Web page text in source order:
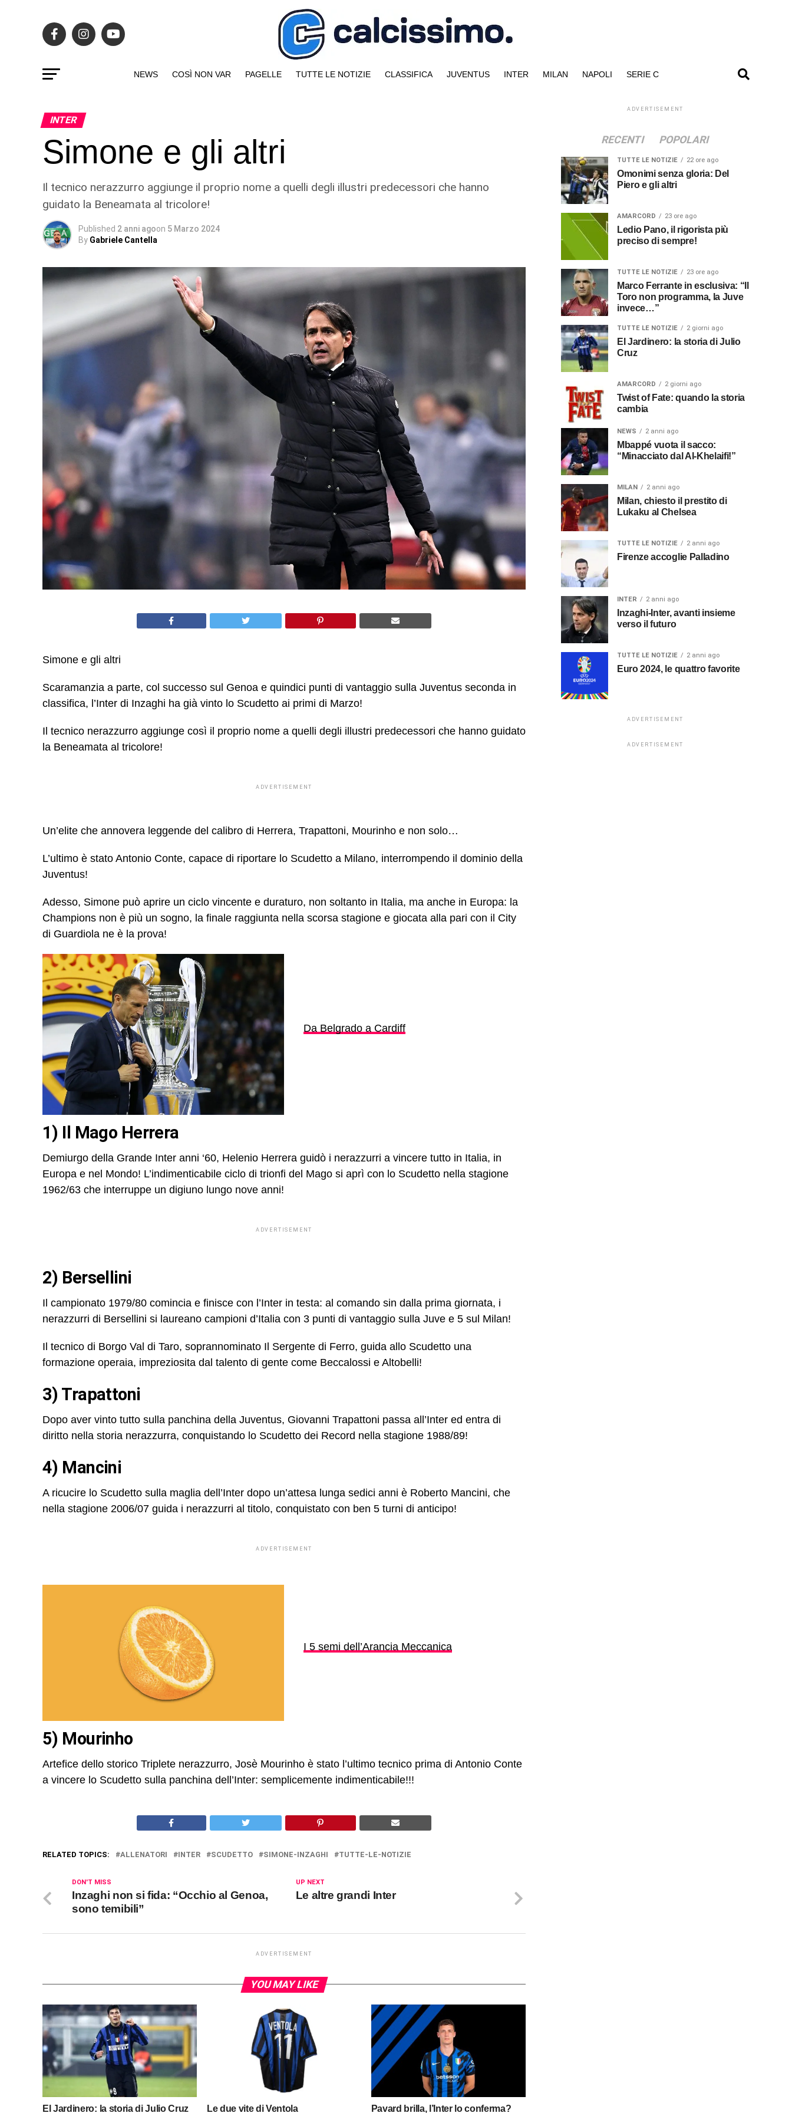
NEWS COSÌ NON VAR PAGELLE TUTTE LE NOTIZIE CLASSIFICA JUVENTUS INTER MILAN NAPOLI SERIE C
INTER
Simone e gli altri
Il tecnico nerazzurro aggiunge il proprio nome a quelli degli illustri predecessori che hanno
guidato la Beneamata al tricolore!
Published 2 anni agoon 5 Marzo 2024
By Gabriele Cantella
Simone e gli altri
Scaramanzia a parte, col successo sul Genoa e quindici punti di vantaggio sulla Juventus seconda in
classifica, l’Inter di Inzaghi ha già vinto lo Scudetto ai primi di Marzo!
Il tecnico nerazzurro aggiunge così il proprio nome a quelli degli illustri predecessori che hanno guidato
la Beneamata al tricolore!
ADVERTISEMENT
Un’elite che annovera leggende del calibro di Herrera, Trapattoni, Mourinho e non solo…
L’ultimo è stato Antonio Conte, capace di riportare lo Scudetto a Milano, interrompendo il dominio della
Juventus!
Adesso, Simone può aprire un ciclo vincente e duraturo, non soltanto in Italia, ma anche in Europa: la
Champions non è più un sogno, la finale raggiunta nella scorsa stagione e giocata alla pari con il City
di Guardiola ne è la prova!
Da Belgrado a Cardiff
1) Il Mago Herrera
Demiurgo della Grande Inter anni ‘60, Helenio Herrera guidò i nerazzurri a vincere tutto in Italia, in
Europa e nel Mondo! L’indimenticabile ciclo di trionfi del Mago si aprì con lo Scudetto nella stagione
1962/63 che interruppe un digiuno lungo nove anni!
ADVERTISEMENT
2) Bersellini
Il campionato 1979/80 comincia e finisce con l’Inter in testa: al comando sin dalla prima giornata, i
nerazzurri di Bersellini si laureano campioni d’Italia con 3 punti di vantaggio sulla Juve e 5 sul Milan!
Il tecnico di Borgo Val di Taro, soprannominato Il Sergente di Ferro, guida allo Scudetto una
formazione operaia, impreziosita dal talento di gente come Beccalossi e Altobelli!
3) Trapattoni
Dopo aver vinto tutto sulla panchina della Juventus, Giovanni Trapattoni passa all’Inter ed entra di
diritto nella storia nerazzurra, conquistando lo Scudetto dei Record nella stagione 1988/89!
4) Mancini
A ricucire lo Scudetto sulla maglia dell’Inter dopo un’attesa lunga sedici anni è Roberto Mancini, che
nella stagione 2006/07 guida i nerazzurri al titolo, conquistato con ben 5 turni di anticipo!
ADVERTISEMENT
I 5 semi dell’Arancia Meccanica
5) Mourinho
Artefice dello storico Triplete nerazzurro, Josè Mourinho è stato l’ultimo tecnico prima di Antonio Conte
a vincere lo Scudetto sulla panchina dell’Inter: semplicemente indimenticabile!!!
RELATED TOPICS: ALLENATORI INTER SCUDETTO SIMONE-INZAGHI TUTTE-LE-NOTIZIE
UP NEXT
Le altre grandi Inter
DON'T MISS
Inzaghi non si fida: “Occhio al Genoa,
sono temibili”
ADVERTISEMENT
YOU MAY LIKE
El Jardinero: la storia di Julio Cruz Le due vite di Ventola Pavard brilla, l’Inter lo conferma?
ADVERTISEMENT
RECENTI POPOLARI
TUTTE LE NOTIZIE 22 ore ago
Omonimi senza gloria: Del
Piero e gli altri
AMARCORD 23 ore ago
Ledio Pano, il rigorista più
preciso di sempre!
TUTTE LE NOTIZIE 23 ore ago
Marco Ferrante in esclusiva: “Il
Toro non programma, la Juve
invece…”
TUTTE LE NOTIZIE 2 giorni ago
El Jardinero: la storia di Julio
Cruz
AMARCORD 2 giorni ago
Twist of Fate: quando la storia
cambia
NEWS 2 anni ago
Mbappé vuota il sacco:
“Minacciato dal Al-Khelaifi!”
MILAN 2 anni ago
Milan, chiesto il prestito di
Lukaku al Chelsea
TUTTE LE NOTIZIE 2 anni ago
Firenze accoglie Palladino
INTER 2 anni ago
Inzaghi-Inter, avanti insieme
verso il futuro
TUTTE LE NOTIZIE 2 anni ago
Euro 2024, le quattro favorite
ADVERTISEMENT
ADVERTISEMENT